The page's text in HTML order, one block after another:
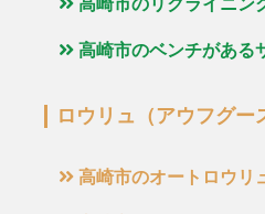
高崎市のリクライニン
高崎市のベンチがある
ロウリュ（アウフグー
高崎市のオートロウリ